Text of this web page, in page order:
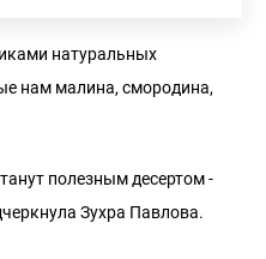
натуральных
нам малина, смородина,
полезным десертом -
Зухра Павлова.